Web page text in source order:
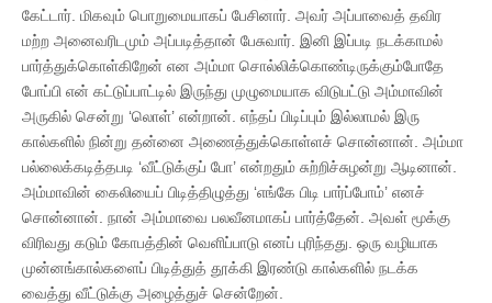
கேட்டார். மிகவும் பொறுமையாகப் பேசினார். அவர் அப்பாவைத் தவிர
மற்ற அனைவரிடமும் அப்படித்தான் பேசுவார். இனி இப்படி நடக்காமல்
பார்த்துக்கொள்கிறேன் என அம்மா சொல்லிக்கொண்டிருக்கும்போதே
போப்பி என் கட்டுப்பாட்டில் இருந்து முழுமையாக விடுபட்டு அம்மாவின்
அருகில் சென்று ‘லொள்’ என்றான். எந்தப் பிடிப்பும் இல்லாமல் இரு
கால்களில் நின்று தன்னை அணைத்துக்கொள்ளச் சொன்னான். அம்மா
பல்லைக்கடித்தபடி ‘வீட்டுக்குப் போ’ என்றதும் சுற்றிச்சுழன்று ஆடினான்.
அம்மாவின் கைலியைப் பிடித்திழுத்து ‘எங்கே பிடி பார்ப்போம்’ எனச்
சொன்னான். நான் அம்மாவை பலவீனமாகப் பார்த்தேன். அவள் மூக்கு
விரிவது கடும் கோபத்தின் வெளிப்பாடு எனப் புரிந்தது. ஒரு வழியாக
முன்னங்கால்களைப் பிடித்துத் தூக்கி இரண்டு கால்களில் நடக்க
வைத்து வீட்டுக்கு அழைத்துச் சென்றேன்.